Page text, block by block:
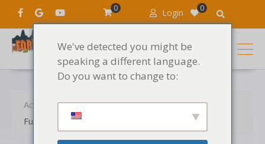
Login 0
0
Accueil Produits
Les sons
Function Loops Festival Psytrance
We've detected you might be
speaking a different language.
Do you want to change to: